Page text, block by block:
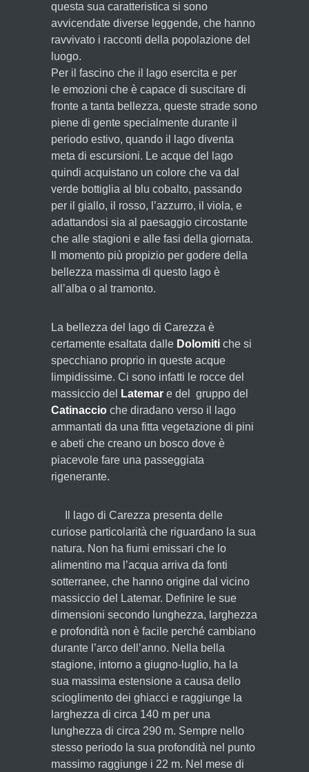
questa sua caratteristica si sono
avvicendate diverse leggende, che hanno
ravvivato i racconti della popolazione del
luogo.
Per il fascino che il lago esercita e per
le emozioni che è capace di suscitare di
fronte a tanta bellezza, queste strade sono
piene di gente specialmente durante il
periodo estivo, quando il lago diventa
meta di escursioni. Le acque del lago
quindi acquistano un colore che va dal
verde bottiglia al blu cobalto, passando
per il giallo, il rosso, l’azzurro, il viola, e
adattandosi sia al paesaggio circostante
che alle stagioni e alle fasi della giornata.
Il momento più propizio per godere della
bellezza massima di questo lago è
all’alba o al tramonto.
La bellezza del lago di Carezza è
certamente esaltata dalle Dolomiti che si
specchiano proprio in queste acque
limpidissime. Ci sono infatti le rocce del
massiccio del
Latemar e del gruppo del
Catinaccio che diradano verso il lago
ammantati da una fitta vegetazione di pini
e abeti che creano un bosco dove è
piacevole fare una passeggiata
rigenerante.
Il lago di Carezza presenta delle
curiose particolarità che riguardano la sua
natura. Non ha fiumi emissari che lo
alimentino ma l’acqua arriva da fonti
sotterranee, che hanno origine dal vicino
massiccio del Latemar. Definire le sue
dimensioni secondo lunghezza, larghezza
e profondità non è facile perché cambiano
durante l’arco dell’anno. Nella bella
stagione, intorno a giugno-luglio, ha la
sua massima estensione a causa dello
scioglimento dei ghiacci e raggiunge la
larghezza di circa 140 m per una
lunghezza di circa 290 m. Sempre nello
stesso periodo la sua profondità nel punto
massimo raggiunge i 22 m. Nel mese di